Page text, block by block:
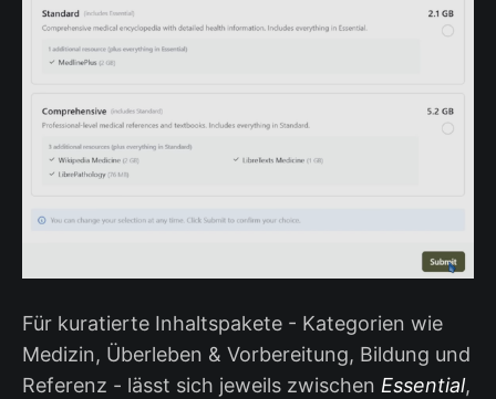
Für kuratierte Inhaltspakete - Kategorien wie
Medizin, Überleben & Vorbereitung, Bildung und
Referenz - lässt sich jeweils zwischen Essential,